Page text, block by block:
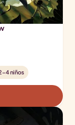
4 niños